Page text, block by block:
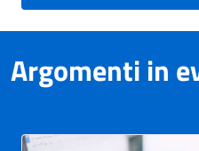
Argomenti in